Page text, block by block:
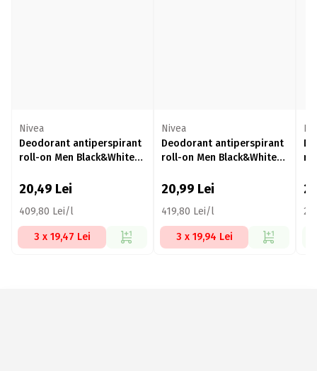
Nivea
Deodorant antiperspirant
roll-on Men Black&White
20,49 Lei
409,80 Lei/l
3 x 19,47 Lei
Nivea
Deodorant antiperspirant
roll-on Men Black&White
20,99 Lei
419,80 Lei/l
3 x 19,94 Lei